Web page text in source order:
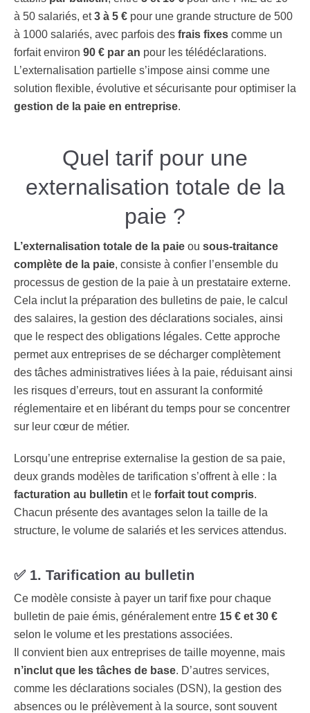
à 50 salariés, et3 à 5 € pour une grande structure de 500
à 1000 salariés, avec parfois des frais fixes comme un
forfait environ 90 € par an pour les télédéclarations.
L’externalisation partielle s’impose ainsi comme une
solution flexible, évolutive et sécurisante pour optimiser la
gestion de la paie en entreprise.
Quel tarif pour une
externalisation totale de la
paie ?
L’externalisation totale de la paie ou sous-traitance
complète de la paie, consiste à confier l’ensemble du
processus de gestion de la paie à un prestataire externe.
Cela inclut la préparation des bulletins de paie, le calcul
des salaires, la gestion des déclarations sociales, ainsi
que le respect des obligations légales. Cette approche
permet aux entreprises de se décharger complètement
des tâches administratives liées à la paie, réduisant ainsi
les risques d’erreurs, tout en assurant la conformité
réglementaire et en libérant du temps pour se concentrer
sur leur cœur de métier​.
Lorsqu’une entreprise externalise la gestion de sa paie,
deux grands modèles de tarification s’offrent à elle : la
facturation au bulletin et le forfait tout compris.
Chacun présente des avantages selon la taille de la
structure, le volume de salariés et les services attendus.
✅ 1. Tarification au bulletin
Ce modèle consiste à payer un tarif fixe pour chaque
bulletin de paie émis, généralement entre 15 € et 30 €
selon le volume et les prestations associées.
Il convient bien aux entreprises de taille moyenne, mais
n’inclut que les tâches de base. D’autres services,
comme les déclarations sociales (DSN), la gestion des
absences ou le prélèvement à la source, sont souvent